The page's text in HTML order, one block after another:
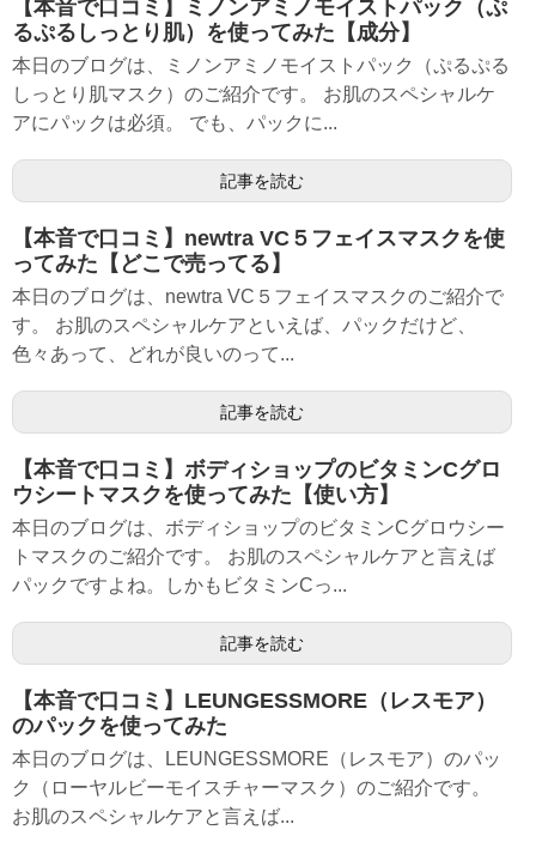
【本音で口コミ】ミノンアミノモイストパック（ぷ
るぷるしっとり肌）を使ってみた【成分】
本日のブログは、ミノンアミノモイストパック（ぷるぷる
しっとり肌マスク）のご紹介です。 お肌のスペシャルケ
アにパックは必須。 でも、パックに...
記事を読む
【本音で口コミ】newtra VC５フェイスマスクを使
ってみた【どこで売ってる】
本日のブログは、newtra VC５フェイスマスクのご紹介で
す。 お肌のスペシャルケアといえば、パックだけど、
色々あって、どれが良いのって...
記事を読む
【本音で口コミ】ボディショップのビタミンCグロ
ウシートマスクを使ってみた【使い方】
本日のブログは、ボディショップのビタミンCグロウシー
トマスクのご紹介です。 お肌のスペシャルケアと言えば
パックですよね。しかもビタミンCっ...
記事を読む
【本音で口コミ】LEUNGESSMORE（レスモア）
のパックを使ってみた
本日のブログは、LEUNGESSMORE（レスモア）のパッ
ク（ローヤルビーモイスチャーマスク）のご紹介です。
お肌のスペシャルケアと言えば...